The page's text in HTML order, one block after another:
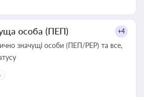
особа (ПЕП) +4
значущі особи (ПЕП/PEP) та все,